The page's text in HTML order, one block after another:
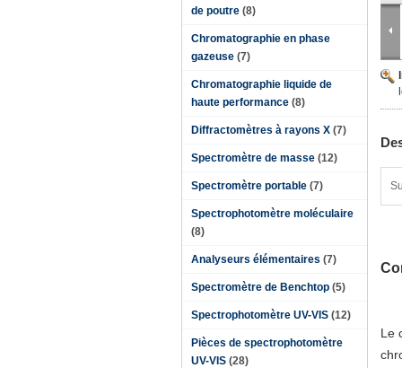
de poutre (8)
Chromatographie en phase
gazeuse (7)
Chromatographie liquide de
haute performance (8)
Diffractomètres à rayons X (7)
Spectromètre de masse (12)
Spectromètre portable (7)
Spectrophotomètre moléculaire
(8)
Analyseurs élémentaires (7)
Spectromètre de Benchtop (5)
Spectrophotomètre UV-VIS (12)
Pièces de spectrophotomètre
UV-VIS (28)
Le